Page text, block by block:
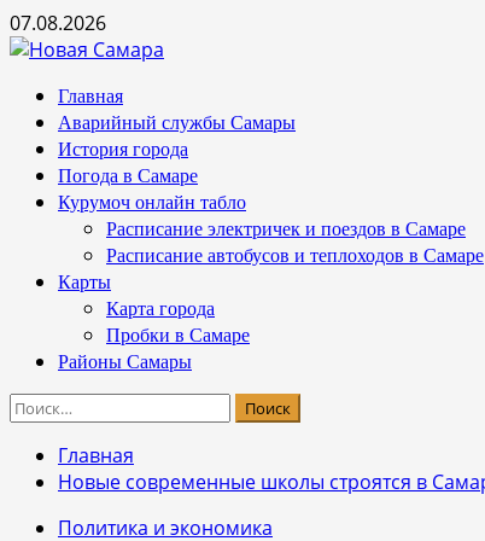
Перейти
к
07.08.2026
Основное
меню
Главная
Аварийный службы Самары
История города
Погода в Самаре
Курумоч онлайн табло
Расписание электричек и поездов в Самаре
Расписание автобусов и теплоходов в Самаре
Карты
Карта города
Пробки в Самаре
Районы Самары
Найти:
Главная
Новые современные школы строятся в
Политика и экономика